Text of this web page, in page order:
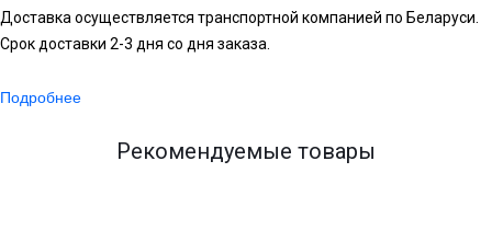
Доставка осуществляется транспортной компанией по Беларуси.
Срок доставки 2-3 дня со дня заказа.
Подробнее
Рекомендуемые товары